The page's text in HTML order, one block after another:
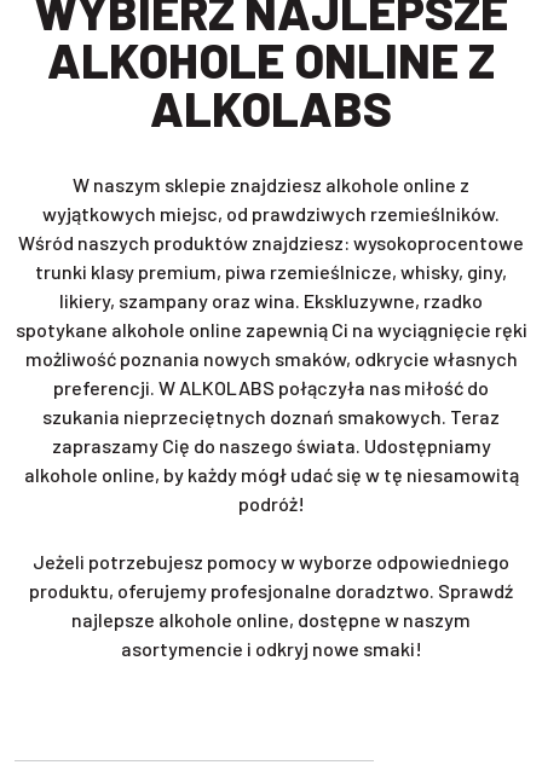
ALKOHOLE ONLINE Z
ALKOLABS
W naszym sklepie znajdziesz alkohole online z
wyjątkowych miejsc, od prawdziwych rzemieślników.
Wśród naszych produktów znajdziesz: wysokoprocentowe
trunki klasy premium, piwa rzemieślnicze, whisky, giny,
likiery, szampany oraz wina. Ekskluzywne, rzadko
spotykane alkohole online zapewnią Ci na wyciągnięcie ręki
możliwość poznania nowych smaków, odkrycie własnych
preferencji. W ALKOLABS połączyła nas miłość do
szukania nieprzeciętnych doznań smakowych. Teraz
zapraszamy Cię do naszego świata. Udostępniamy
alkohole online, by każdy mógł udać się w tę niesamowitą
podróż!
Jeżeli potrzebujesz pomocy w wyborze odpowiedniego
produktu, oferujemy profesjonalne doradztwo. Sprawdź
najlepsze alkohole online, dostępne w naszym
asortymencie i odkryj nowe smaki!